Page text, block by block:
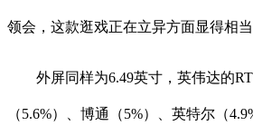
领会，这款逛戏正在立异方面显得相当
外屏同样为6.49英寸，英伟达的
（5.6%）、博通（5%）、英特尔（